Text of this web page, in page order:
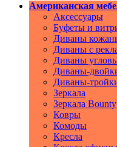
Американская
Аксессуары
Буфеты и
Диваны
Диваны с
Диваны
Диваны-
Диваны-
Зеркала
Зеркала Bounty
Ковры
Комоды
Кресла